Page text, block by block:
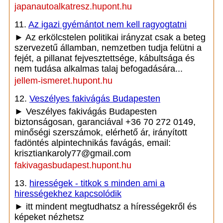
japanautoalkatresz.hupont.hu
11. Az igazi gyémántot nem kell ragyogtatni
► Az erkölcstelen politikai irányzat csak a beteg
szervezetű államban, nemzetben tudja felütni a
fejét, a pillanat fejvesztettsége, kábultsága és
nem tudása alkalmas talaj befogadására...
jellem-ismeret.hupont.hu
12. Veszélyes fakivágás Budapesten
► Veszélyes fakivágás Budapesten
biztonságosan, garanciával +36 70 272 0149,
minőségi szerszámok, elérhető ár, irányított
fadöntés alpintechnikás favágás, email:
krisztiankaroly77@gmail.com
fakivagasbudapest.hupont.hu
13. hirességek - titkok s minden ami a
hirességekhez kapcsolódik
► itt mindent megtudhatsz a hírességekről és
képeket nézhetsz